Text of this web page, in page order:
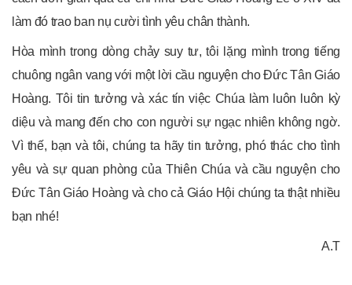
làm đó trao ban nụ cười tình yêu chân thành.
Hòa mình trong dòng chảy suy tư, tôi lặng mình trong tiếng
chuông ngân vang với một lời cầu nguyện cho Đức Tân Giáo
Hoàng. Tôi tin tưởng và xác tín việc Chúa làm luôn luôn kỳ
diệu và mang đến cho con người sự ngạc nhiên không ngờ.
Vì thế, bạn và tôi, chúng ta hãy tin tưởng, phó thác cho tình
yêu và sự quan phòng của Thiên Chúa và cầu nguyện cho
Đức Tân Giáo Hoàng và cho cả Giáo Hội chúng ta thật nhiều
bạn nhé!
A.T